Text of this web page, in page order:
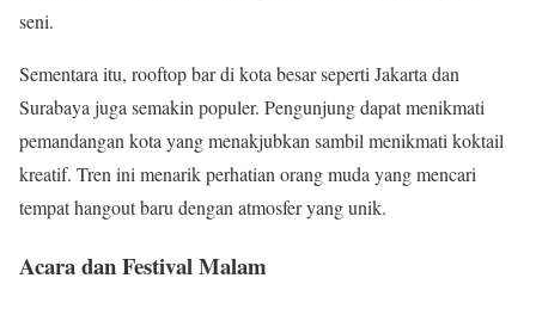
seni.
Sementara itu, rooftop bar di kota besar seperti Jakarta dan
Surabaya juga semakin populer. Pengunjung dapat menikmati
pemandangan kota yang menakjubkan sambil menikmati koktail
kreatif. Tren ini menarik perhatian orang muda yang mencari
tempat hangout baru dengan atmosfer yang unik.
Acara dan Festival Malam